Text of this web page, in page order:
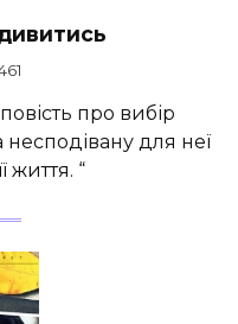
про вибір
несподівану для неї
життя. “